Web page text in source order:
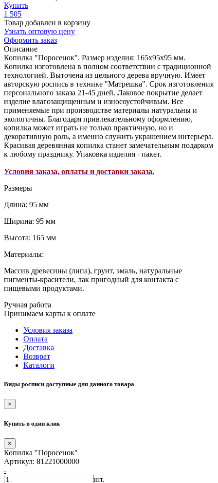
Купить
1 505
Товар добавлен в корзину
Узнать оптовую цену
Оформить заказ
Описание
Копилка "Поросенок". Размер изделия: 165х95х95 мм.
Копилка изготовлена в полном соответствии с традиционной
технологией. Выточена из цельного дерева вручную. Имеет
авторскую роспись в технике "Матрешка". Срок изготовления
персонального заказа 21-45 дней. Лаковое покрытие делает
изделие влагозащищенным и износоустойчивым. Все
применяемые при производстве материалы натуральны и
экологичны. Благодаря привлекательному оформлению,
копилка может играть не только практичную, но и
декоративную роль, а именно служить украшением интерьера.
Красивая деревянная копилка станет замечательным подарком
к любому празднику. Упаковка изделия - пакет.
Условия заказа, оплаты и доставки заказа.
Размеры
Длина: 95 мм
Ширина: 95 мм
Высота: 165 мм
Материалы:
Массив древесины (липа), грунт, эмаль, натуральные
пигменты-красители, лак пригодный для контакта с
пищевыми продуктами.
Ручная работа
Принимаем карты к оплате
Условия заказа
Оплата
Доставка
Возврат
Каталоги
Виды росписи доступные для данного товара
×
Купить в один клик
×
Копилка "Поросенок"
Артикул: 81221000000
-
шт.